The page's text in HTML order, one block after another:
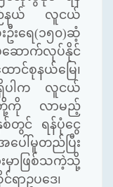
ည်နယ် လူငယ်
ရေ(၁၅၀)ဆံ့
ဆောက်လုပ်နိုင်
င်စုနယ်မြေ၊
ရှိပါက လူငယ်
းတို့ကို လာမည့်
စ်တွင် ရန်ပုံငွေ
ပေါ်မူတည်ပြီး
ဖြစ်သကဲ့သို့
ာဥပဒေ၊